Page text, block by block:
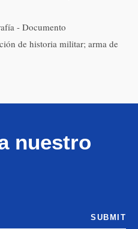
- Documento
de historia militar; arma de
nuestro
SUBMIT